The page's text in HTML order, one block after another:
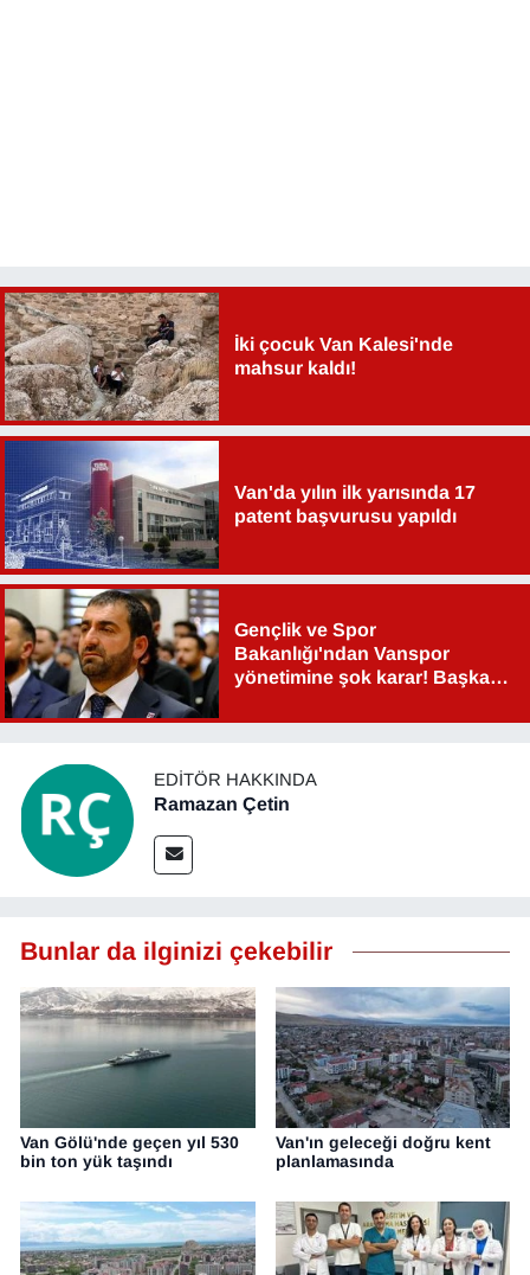
İki çocuk Van Kalesi'nde
mahsur kaldı!
Van'da yılın ilk yarısında 17
patent başvurusu yapıldı
Gençlik ve Spor
Bakanlığı'ndan Vanspor
yönetimine şok karar! Başkan
EDITÖR HAKKINDA
Ramazan Çetin
Bunlar da ilginizi çekebilir
Van Gölü'nde geçen yıl 530
bin ton yük taşındı
Van'ın geleceği doğru kent
planlamasında